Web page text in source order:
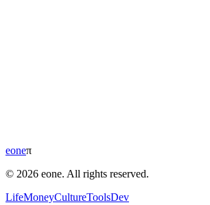
eoneπ
© 2026 eone. All rights reserved.
LifeMoneyCultureToolsDev